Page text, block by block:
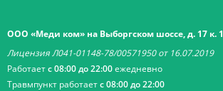
ООО «Меди ком» на Выборгском шоссе, д. 17 к. 1
Лицензия Л041-01148-78/00571950 от 16.07.2019
Работаетс 08:00 до 22:00ежедневно
Травмпункт работаетс 08:00 до 22:00